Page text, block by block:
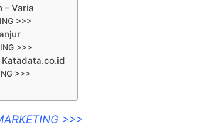
– Varia
>>>
>>>
Katadata.co.id
>>>
>>>